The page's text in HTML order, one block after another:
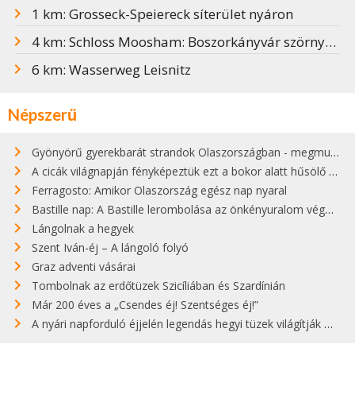
1 km: Grosseck-Speiereck síterület nyáron
4 km: Schloss Moosham: Boszorkányvár szörnyű múlttal
6 km: Wasserweg Leisnitz
Népszerű
Gyönyörű gyerekbarát strandok Olaszországban - megmutatjuk a 15 legjobbat
A cicák világnapján fényképeztük ezt a bokor alatt hűsölő cicát Kisorosziban
Ferragosto: Amikor Olaszország egész nap nyaral
Bastille nap: A Bastille lerombolása az önkényuralom végét jelentette
Lángolnak a hegyek
Szent Iván-éj – A lángoló folyó
Graz adventi vásárai
Tombolnak az erdőtüzek Szicíliában és Szardínián
Már 200 éves a „Csendes éj! Szentséges éj!”
A nyári napforduló éjjelén legendás hegyi tüzek világítják meg Zugspitzét